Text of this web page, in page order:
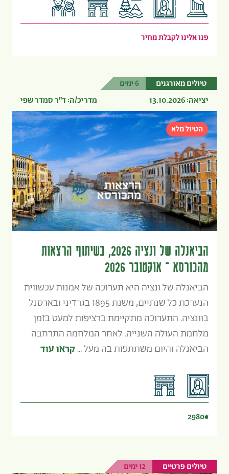
פנו אלינו לקבלת מחיר
טיולים מאורגנים 6 ימים
יציאה: 13.10.2026 מדריכ/ה: ד"ר סמדר שפי
הטיול מלא
הביאנלה של ונציה 2026, בשיתוף הרצאות
מהכורסא – אוקטובר 2026
הביאנלה של ונציה היא תערוכה של אמנות עכשווית
הנערכת כל שנתיים, משנת 1895 בגרדיני ובארסנל
בוונציה. התערוכה מתקיימת ברציפות למעט בזמן
מלחמת העולה השנייה. לאחר המלחמה התרחבה
הביאנלה והיום משתתפות בה מעל ...קראו עוד
2980€
טיולים פרטיים 12 ימים